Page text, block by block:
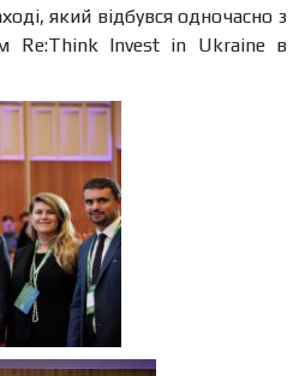
який відбувся одночасно з
Re:Think Invest in Ukraine в